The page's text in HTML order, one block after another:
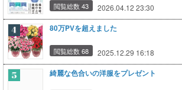
閲覧総数 43 2026.04.12 23:30
80万PVを超えました
閲覧総数 68 2025.12.29 16:18
綺麗な色合いの洋服をプレゼント